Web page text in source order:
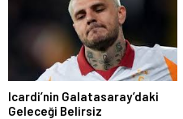
Icardi’nin Galatasaray’daki
Geleceği Belirsiz